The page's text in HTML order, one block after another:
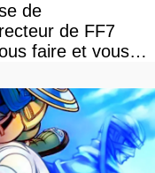
de
de FF7
faire et vous